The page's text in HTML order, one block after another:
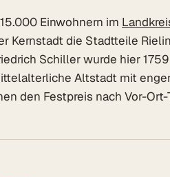
Einwohnern im
Kernstadt die Stadtteile
Schiller wurde hier
Altstadt mit
den Festpreis nach Vor-Ort-